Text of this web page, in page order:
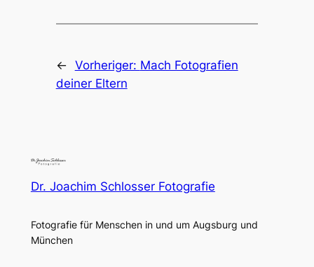
← Vorheriger: Mach Fotografien
deiner Eltern
Dr. Joachim Schlosser Fotografie
Fotografie für Menschen in und um Augsburg und
München